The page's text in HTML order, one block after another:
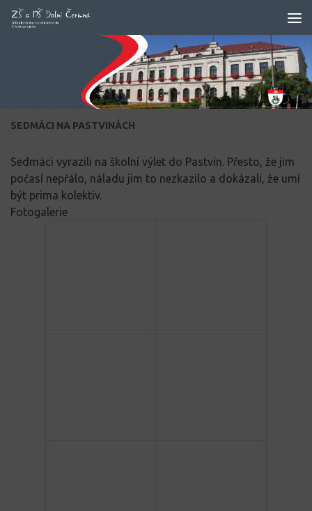
Skip to content
SEDMÁCI NA PASTVINÁCH
Sedmáci vyrazili na školní výlet do Pastvin. Přesto, že jim
počasí nepřálo, náladu jim to nezkazilo a dokázali, že umí
být prima kolektiv.
Fotogalerie